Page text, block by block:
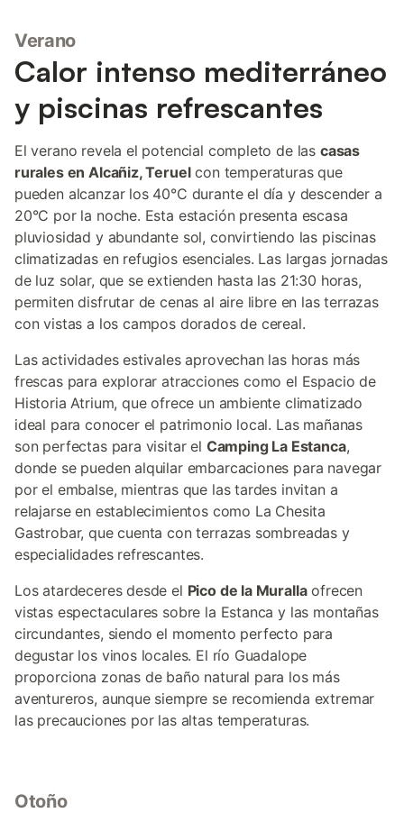
Verano
Calor intenso mediterráneo
y piscinas refrescantes
El verano revela el potencial completo de las casas
rurales en Alcañiz, Teruelcon temperaturas que
pueden alcanzar los 40°C durante el día y descender a
20°C por la noche. Esta estación presenta escasa
pluviosidad y abundante sol, convirtiendo las piscinas
climatizadas en refugios esenciales. Las largas jornadas
de luz solar, que se extienden hasta las 21:30 horas,
permiten disfrutar de cenas al aire libre en las terrazas
con vistas a los campos dorados de cereal.
Las actividades estivales aprovechan las horas más
frescas para explorar atracciones como el Espacio de
Historia Atrium, que ofrece un ambiente climatizado
ideal para conocer el patrimonio local. Las mañanas
son perfectas para visitar el Camping La Estanca,
donde se pueden alquilar embarcaciones para navegar
por el embalse, mientras que las tardes invitan a
relajarse en establecimientos como La Chesita
Gastrobar, que cuenta con terrazas sombreadas y
especialidades refrescantes.
Los atardeceres desde el Pico de la Murallaofrecen
vistas espectaculares sobre la Estanca y las montañas
circundantes, siendo el momento perfecto para
degustar los vinos locales. El río Guadalope
proporciona zonas de baño natural para los más
aventureros, aunque siempre se recomienda extremar
las precauciones por las altas temperaturas.
Otoño